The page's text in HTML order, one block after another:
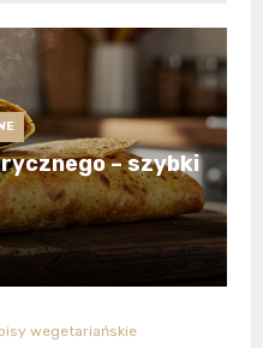
– szybki
wegetariańskie